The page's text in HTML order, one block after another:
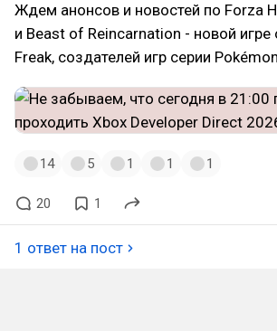
Ждем анонсов и новостей по Forza
и Beast of Reincarnation - новой игре
Freak, создателей игр серии
14 5 1 1 1
20 1
1 ответ на пост